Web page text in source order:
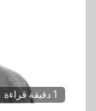
1 دقيقة قراءة